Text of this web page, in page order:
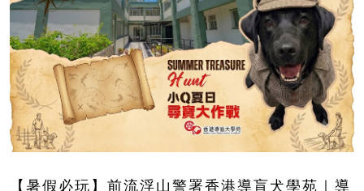
【暑假必玩】前流浮山警署香港導盲犬學苑｜導